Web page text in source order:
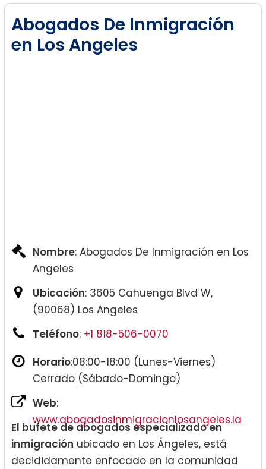
Abogados De Inmigración
en Los Angeles
Nombre: Abogados De Inmigración en Los
Angeles
Ubicación: 3605 Cahuenga Blvd W,
(90068) Los Angeles
Teléfono: +1 818-506-0070
Horario:08:00-18:00 (Lunes-Viernes)
Cerrado (Sábado-Domingo)
Web:
www.abogadosinmigracionlosangeles.la
El bufete de abogados especializado en
inmigración ubicado en Los Ángeles, está
decididamente enfocado en la comunidad